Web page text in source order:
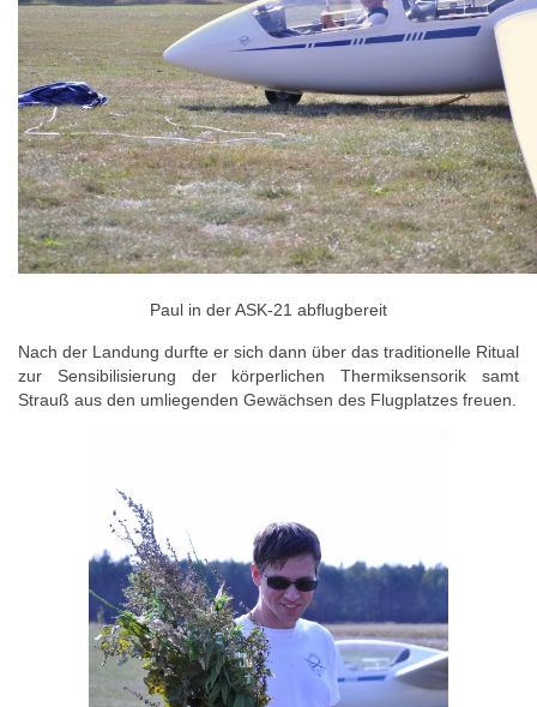
Paul in der ASK-21 abflugbereit
Nach der Landung durfte er sich dann über das traditionelle Ritual
zur Sensibilisierung der körperlichen Thermiksensorik samt
Strauß aus den umliegenden Gewächsen des Flugplatzes freuen.